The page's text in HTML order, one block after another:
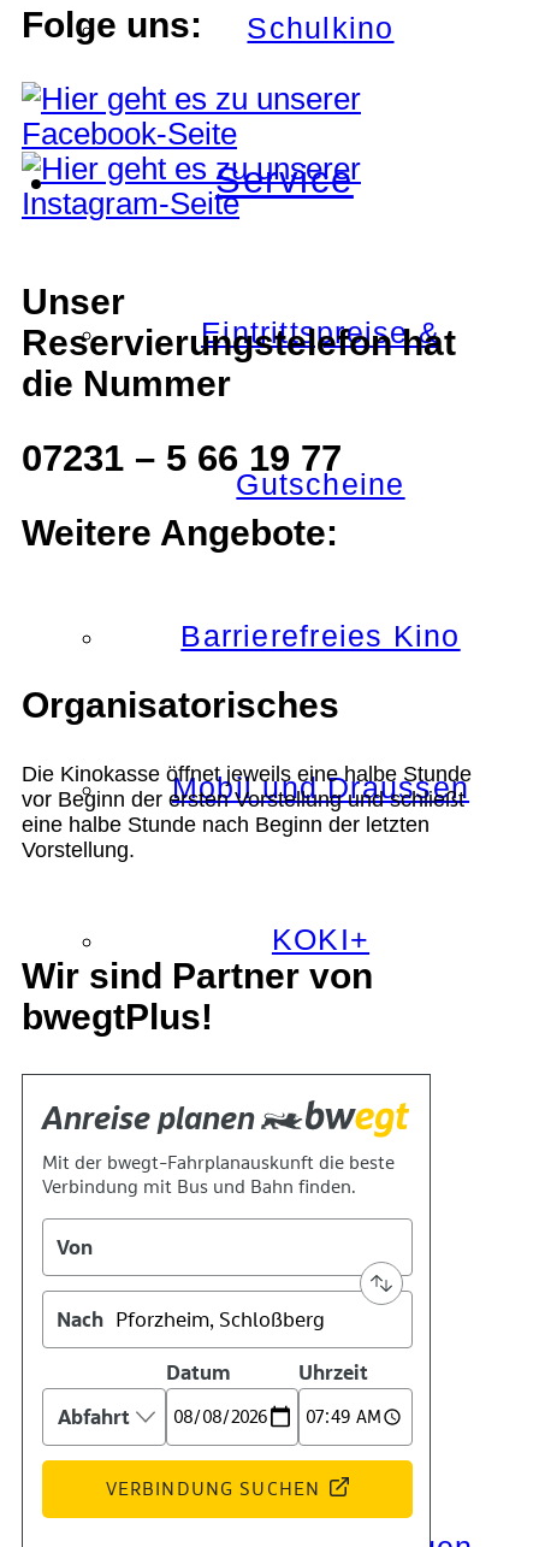
Schulkino
Service
Eintrittspreise &
Gutscheine
Barrierefreies Kino
Mobil und Draussen
KOKI+
Das Team
Folge uns:
Unser
Reservierungstelefon hat
die Nummer
07231 – 5 66 19 77
Weitere Angebote:
Organisatorisches
Die Kinokasse öffnet jeweils eine halbe Stunde
vor Beginn der ersten Vorstellung und schließt
eine halbe Stunde nach Beginn der letzten
Vorstellung.
Wir sind Partner von
bwegtPlus!